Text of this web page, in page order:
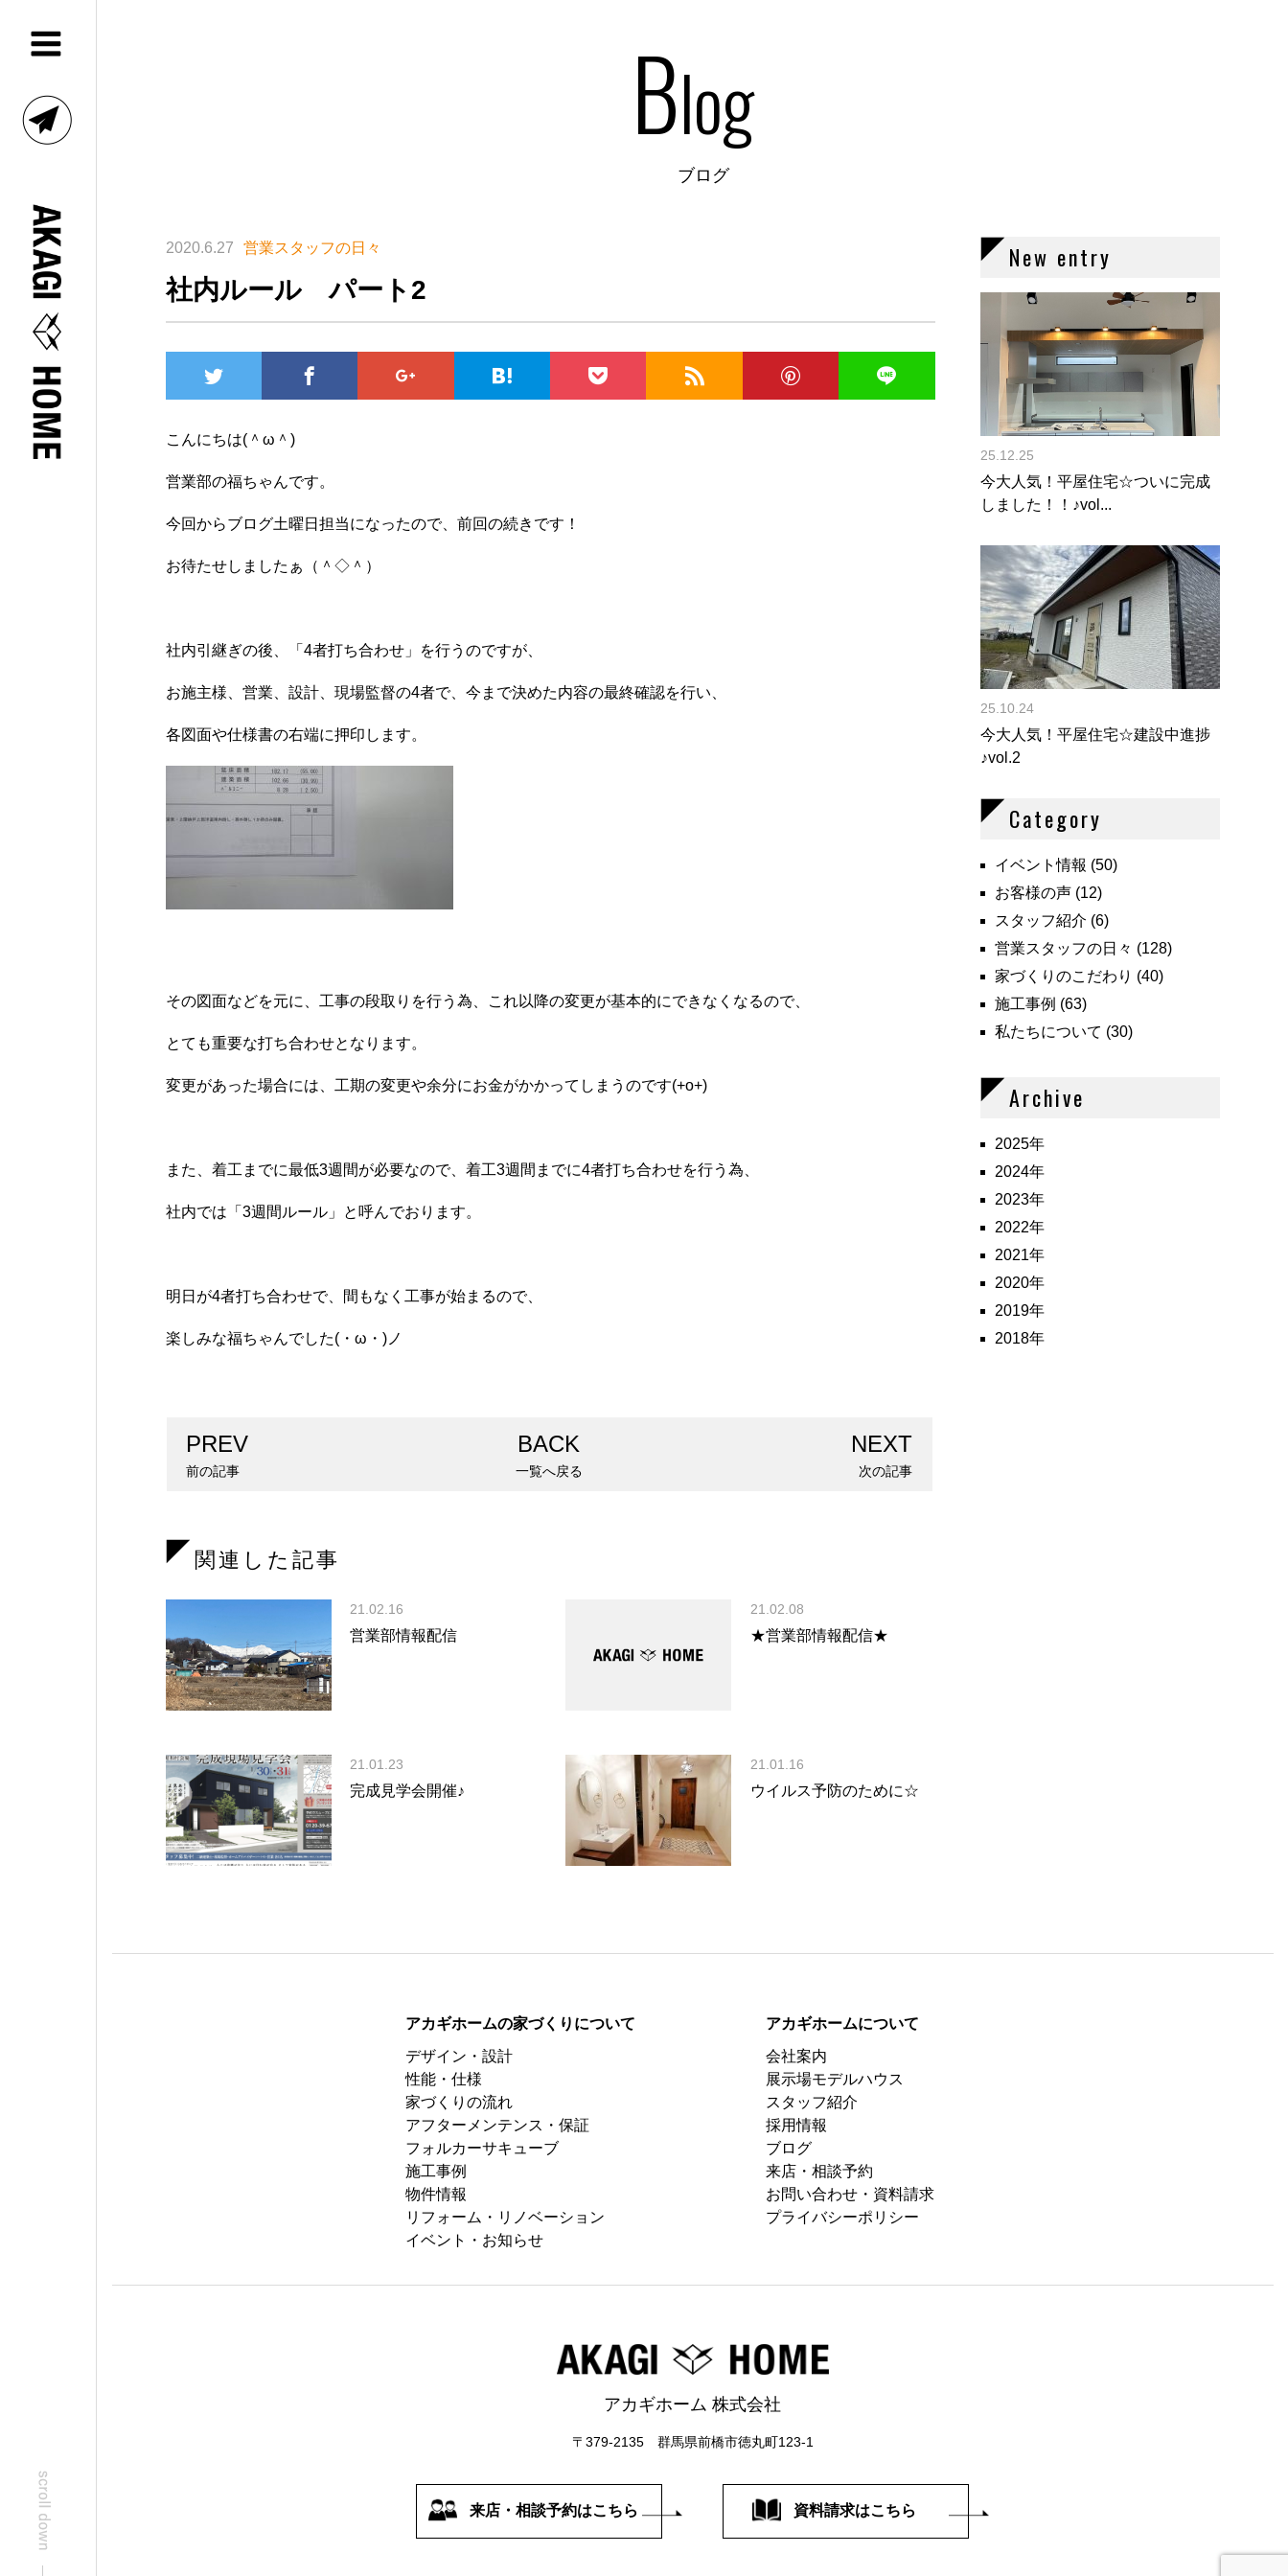
Blog
ブログ
2020.6.27 営業スタッフの日々
社内ルール パート2
こんにちは(＾ω＾)
営業部の福ちゃんです。
今回からブログ土曜日担当になったので、前回の続きです！
お待たせしましたぁ（＾◇＾）
社内引継ぎの後、「4者打ち合わせ」を行うのですが、
お施主様、営業、設計、現場監督の4者で、今まで決めた内容の最終確認を行い、
各図面や仕様書の右端に押印します。
その図面などを元に、工事の段取りを行う為、これ以降の変更が基本的にできなくなるので、
とても重要な打ち合わせとなります。
変更があった場合には、工期の変更や余分にお金がかかってしまうのです(+o+)
また、着工までに最低3週間が必要なので、着工3週間までに4者打ち合わせを行う為、
社内では「3週間ルール」と呼んでおります。
明日が4者打ち合わせで、間もなく工事が始まるので、
楽しみな福ちゃんでした(・ω・)ノ
PREV
前の記事
BACK
一覧へ戻る
NEXT
次の記事
関連した記事
21.02.16
営業部情報配信
21.02.08
★営業部情報配信★
21.01.23
完成見学会開催♪
21.01.16
ウイルス予防のために☆
New entry
25.12.25
今大人気！平屋住宅☆ついに完成
しました！！♪vol...
25.10.24
今大人気！平屋住宅☆建設中進捗
♪vol.2
Category
イベント情報 (50)
お客様の声(12)
スタッフ紹介 (6)
営業スタッフの日々 (128)
家づくりのこだわり (40)
施工事例 (63)
私たちについて (30)
Archive
2025年
2024年
2023年
2022年
2021年
2020年
2019年
2018年
アカギホームの家づくりについて
デザイン・設計
性能・仕様
家づくりの流れ
アフターメンテンス・保証
フォルカーサキューブ
施工事例
物件情報
リフォーム・リノベーション
イベント・お知らせ
アカギホームについて
会社案内
展示場モデルハウス
スタッフ紹介
採用情報
ブログ
来店・相談予約
お問い合わせ・資料請求
プライバシーポリシー
アカギホーム 株式会社
〒379-2135 群馬県前橋市徳丸町123-1
来店・相談予約はこちら 資料請求はこちら